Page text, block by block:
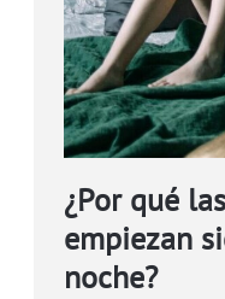
¿Por qué
empiezan
noche?